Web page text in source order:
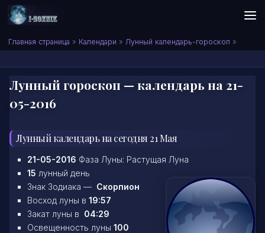
Skip to content
Сонник I-SONNIK.COM
Главная страница » Календари » Лунный календарь-гороскоп »
Лунный гороскоп — календарь на 21-
05-2016
Лунный календарь на сегодня 21 Мая
21-05-2016 Фаза Луны: Растущая Луна
15 лунный день
Знак Зодиака — Скорпион
Восход луны в 19:57
Закат луны в 04:29
Освещенность луны 100